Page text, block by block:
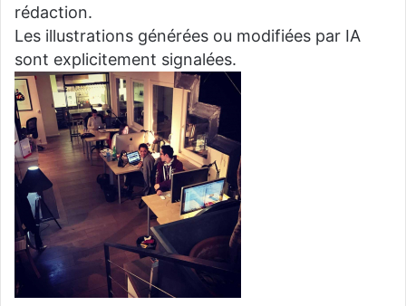
rédaction.
Les illustrations générées ou modifiées par IA
sont explicitement signalées.